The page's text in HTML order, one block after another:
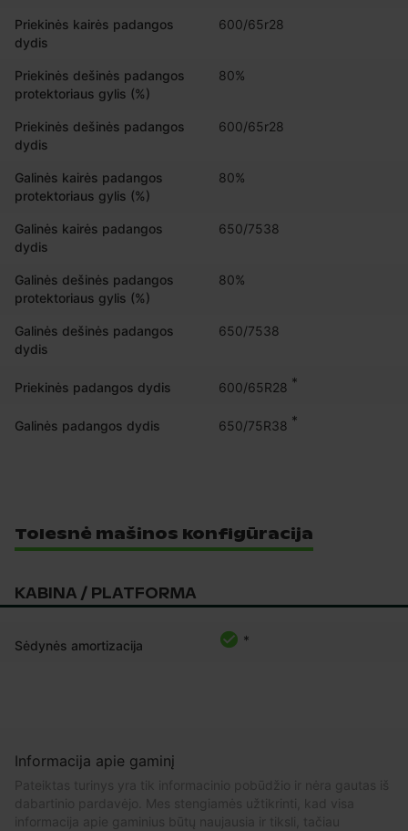
Priekinės kairės padangos
dydis
600/65r28
Priekinės dešinės padangos
protektoriaus gylis (%)
80%
Priekinės dešinės padangos
dydis
600/65r28
Galinės kairės padangos
protektoriaus gylis (%)
80%
Galinės kairės padangos
dydis
650/7538
Galinės dešinės padangos
protektoriaus gylis (%)
80%
Galinės dešinės padangos
dydis
650/7538
Priekinės padangos dydis 600/65R28 *
Galinės padangos dydis 650/75R38 *
Tolesnė mašinos konfigūracija
KABINA / PLATFORMA
Sėdynės amortizacija *
Informacija apie gaminį
Pateiktas turinys yra tik informacinio pobūdžio ir nėra gautas iš
dabartinio pardavėjo. Mes stengiamės užtikrinti, kad visa
informacija apie gaminius būtų naujausia ir tiksli, tačiau